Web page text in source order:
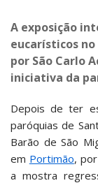
A exposição
eucarísticos
por São Carlo
iniciativa da
Depois de ter
paróquias de
Barão de São
em Portimão,
a mostra